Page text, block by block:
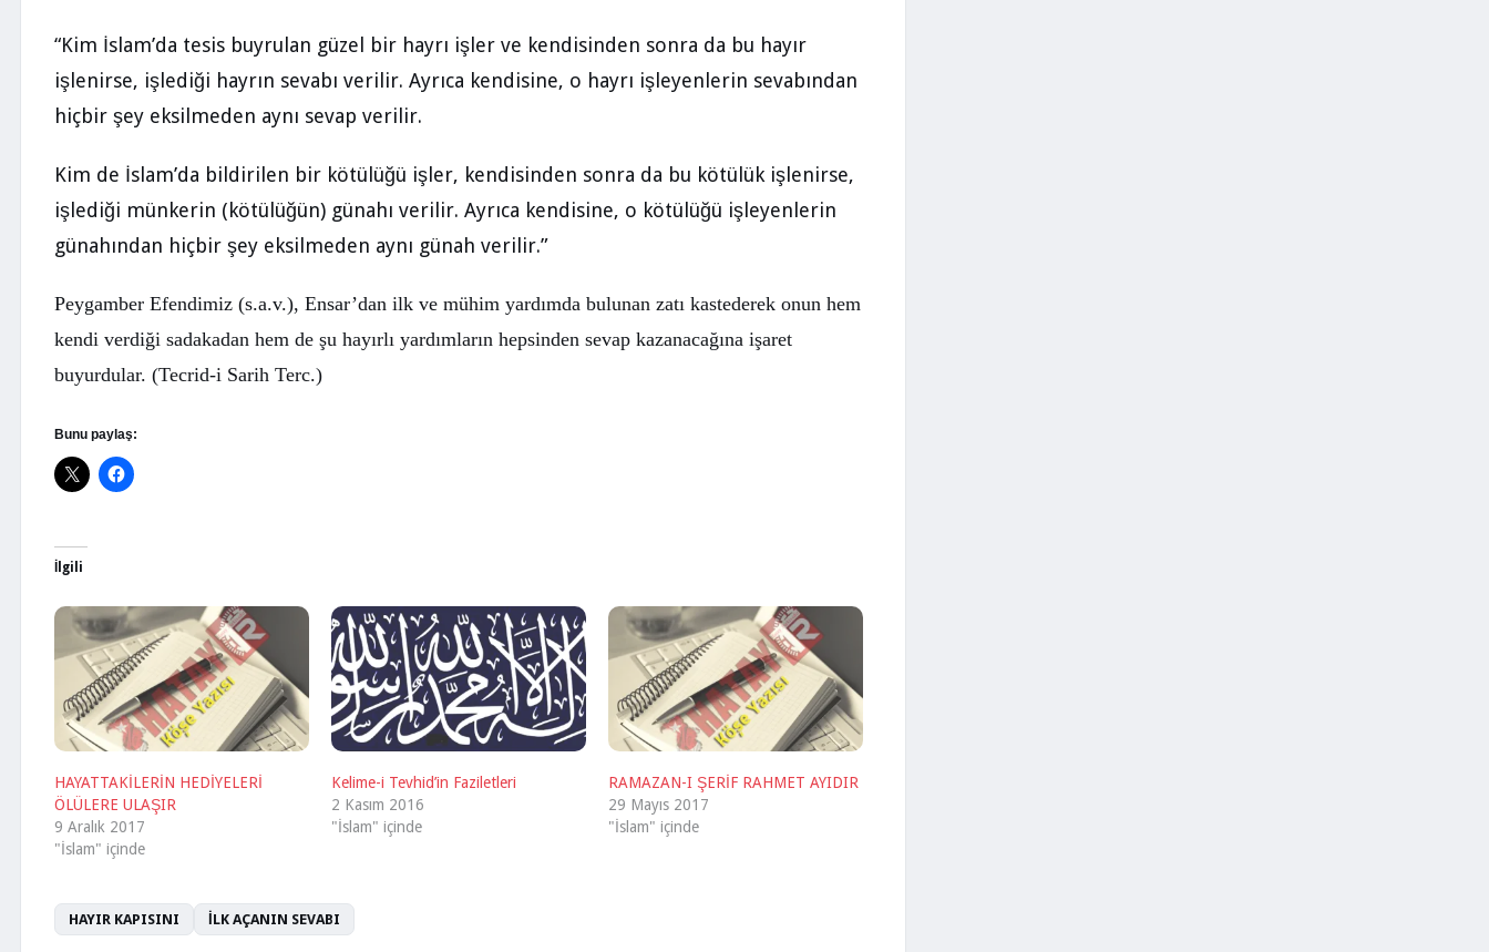
“Kim İslam’da tesis buyrulan güzel bir hayrı işler ve kendisinden sonra da bu hayır
işlenirse, işlediği hayrın sevabı verilir. Ayrıca kendisine, o hayrı işleyenlerin sevabından
hiçbir şey eksilmeden aynı sevap verilir.
Kim de İslam’da bildirilen bir kötülüğü işler, kendisinden sonra da bu kötülük işlenirse,
işlediği münkerin (kötülüğün) günahı verilir. Ayrıca kendisine, o kötülüğü işleyenlerin
günahından hiçbir şey eksilmeden aynı günah verilir.”
Peygamber Efendimiz (s.a.v.), Ensar’dan ilk ve mühim yardımda bulunan zatı kastederek onun hem
kendi verdiği sadakadan hem de şu hayırlı yardımların hepsinden sevap kazanacağına işaret
buyurdular. (Tecrid-i Sarih Terc.)
Bunu paylaş:
İlgili
HAYATTAKİLERİN HEDİYELERİ
ÖLÜLERE ULAŞIR
9 Aralık 2017
"İslam" içinde
Kelime-i Tevhid’in Faziletleri
2 Kasım 2016
"İslam" içinde
RAMAZAN-I ŞERİF RAHMET AYIDIR
29 Mayıs 2017
"İslam" içinde
HAYIR KAPISINI İLK AÇANIN SEVABI